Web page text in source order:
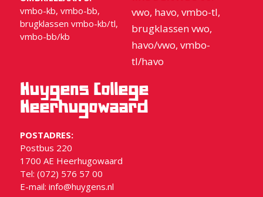
vmbo-kb, vmbo-bb,
brugklassen vmbo-kb/tl,
vmbo-bb/kb
vwo, havo, vmbo-tl,
brugklassen vwo,
havo/vwo, vmbo-
tl/havo
Huygens College
Heerhugowaard
POSTADRES:
Postbus 220
1700 AE Heerhugowaard
Tel: (072) 576 57 00
E-mail: info@huygens.nl